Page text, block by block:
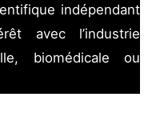
indépendant
avec l’industrie
biomédicale ou